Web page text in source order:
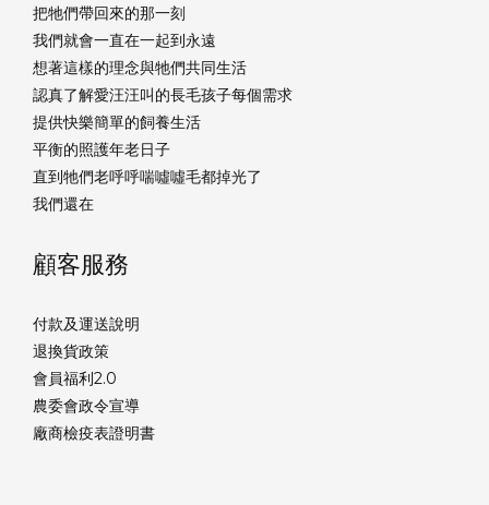
把牠們帶回來的那一刻
我們就會一直在一起到永遠
想著這樣的理念與牠們共同生活
認真了解愛汪汪叫的長毛孩子每個需求
提供快樂簡單的飼養生活
平衡的照護年老日子
直到牠們老呼呼喘噓噓毛都掉光了
我們還在
顧客服務
付款及運送說明
退換貨政策
會員福利2.0
農委會政令宣導
廠商檢疫表證明書